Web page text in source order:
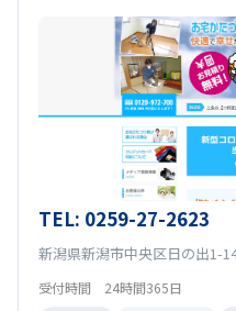
TEL: 0259-27-2623
新潟県新潟市中央区日の出1-
受付時間 24時間365日